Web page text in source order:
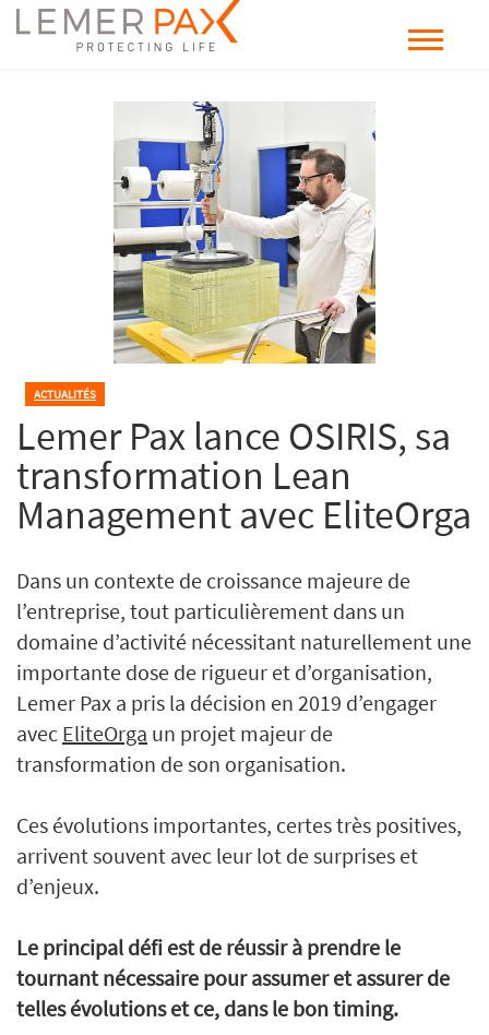
ACTUALITÉS
Lemer Pax lance OSIRIS, sa
transformation Lean
Management avec EliteOrga
Dans un contexte de croissance majeure de
l’entreprise, tout particulièrement dans un
domaine d’activité nécessitant naturellement une
importante dose de rigueur et d’organisation,
Lemer Pax a pris la décision en 2019 d’engager
avec EliteOrga un projet majeur de
transformation de son organisation.
Ces évolutions importantes, certes très positives,
arrivent souvent avec leur lot de surprises et
d’enjeux.
Le principal défi est de réussir à prendre le
tournant nécessaire pour assumer et assurer de
telles évolutions et ce, dans le bon timing.